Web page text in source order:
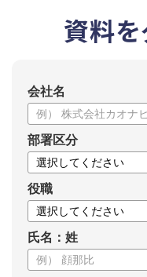
資料を
会社名
部署区分
役職
氏名：姓